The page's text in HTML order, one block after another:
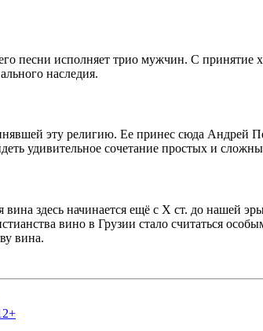
песни исполняет трио мужчин. С принятие
наследия.
эту религию. Ее принес сюда Андрей
удивительное сочетание простых и
здесь начинается ещё с Х ст. до нашей
вино в Грузии стало считаться
вина.